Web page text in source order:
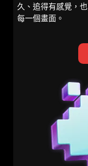
久、追得有感覺，
每一個畫面。